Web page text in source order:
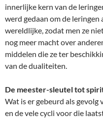
innerlijke kern van de
werd gedaan om de leringen
wereldlijke, zodat men ze
nog meer macht over
middelen die ze ter
van de dualiteiten.
De meester-sleutel tot
Wat is er gebeurd als gevolg
en de vele cycli voor die